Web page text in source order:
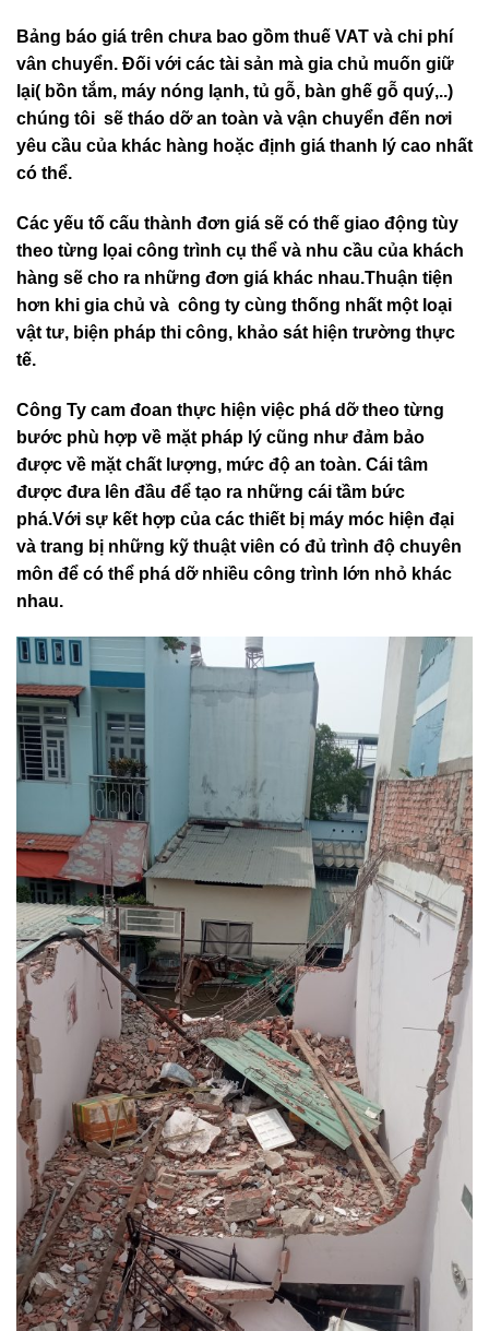
Bảng báo giá trên chưa bao gồm thuế VAT và chi phí
vân chuyển. Đối với các tài sản mà gia chủ muốn giữ
lại( bồn tắm, máy nóng lạnh, tủ gỗ, bàn ghế gỗ quý,..)
chúng tôi sẽ tháo dỡ an toàn và vận chuyển đến nơi
yêu cầu của khác hàng hoặc định giá thanh lý cao nhất
có thể.
Các yếu tố cấu thành đơn giá sẽ có thế giao động tùy
theo từng lọai công trình cụ thể và nhu cầu của khách
hàng sẽ cho ra những đơn giá khác nhau.Thuận tiện
hơn khi gia chủ và công ty cùng thống nhất một loại
vật tư, biện pháp thi công, khảo sát hiện trường thực
tế.
Công Ty cam đoan thực hiện việc phá dỡ theo từng
bước phù hợp về mặt pháp lý cũng như đảm bảo
được về mặt chất lượng, mức độ an toàn. Cái tâm
được đưa lên đầu để tạo ra những cái tầm bức
phá.Với sự kết hợp của các thiết bị máy móc hiện đại
và trang bị những kỹ thuật viên có đủ trình độ chuyên
môn để có thể phá dỡ nhiều công trình lớn nhỏ khác
nhau.